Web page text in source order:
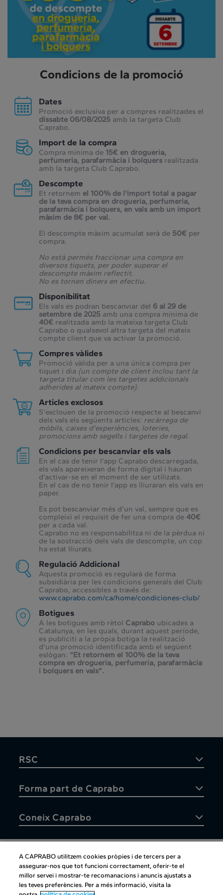
Condicions de la promoció
Dates
Promoció exclusiva per a compres realitzades el
dissabte 06/08/2025amb la targeta Club
Caprabo.
Import de la compra
Compra mínima de 15€ en drogueria,
perfumeria, parafarmàcia i bolquersrealitzada
amb la targeta Club Caprabo.
Descompte
Et retornem el 100% de l'import total a pagar
de la teva compra en drogueria, perfumeria,
parafarmàcia i bolquers, en vals amb un import
màxim de 8€ per val.
El descompte màxim acumulat serà de 50€ per
compra.
No està permès fraccionar una compra en
diversos tiquets, per poder superar el
descompte màxim reflectit.
No es tornen diners en efectiu.
Disponibilitat
Els vals es podran bescanviar del 6 al 29 de
setembre de 2025amb una compra mínima de
40€ realitzada amb la mateixa targeta Club
Caprabo o qualsevol altra targeta del mateix
compte client que va activar la promoció.
Compres vàlides
Promoció vàlida per a una única compra per
tiquet i dia (un compte de client inclou tant la
targeta titular com les targetes addicionals
adherides al mateix compte).
Articles exclosos
S'exclouen de la promoció respecte al bescanvi
dels vals els següents articles: recàrrega de
mòbils, caixes d'experiències, loteries,
promocions amb segells i targetes de regal.
Condicions per bescanviar els vals
En el cas de tenir l’app Caprabo descarregada,
els vals apareixeran de forma digital i hauran
d’activar-se en el moment de ser utilizats.
En el cas de no tenir l’app es lliuraran els vals en
paper.
Es pot bescanviar més d’un val, sempre que es
compleixi el requisit de fer una compra de 40€
per a cada val.
Caprabo no es responsabilitza ni de la pèrdua ni
de la sostracció dels vals de descompte, un cop
ha estat lliurats.
Regulació Addicional
Aquesta promoció es regularà de forma
subsidiària per les condicions generals del Club
Caprabo, accessibles a través de:
www.caprabo.com/ca/home/condiciones-club/
Botigues
A les botigues amb rètol Capraboubicades a
Catalunya, en les quals, durant aquest període,
es publiciti a la pròpia botiga la realització
d'una promoció identificada amb el següent
eslògan: “Et retornem el 100% de la teva
compra en drogueria, perfumeria, parafarmàcia
i bolquers en vals”.
RSC
Forma part de Caprabo
Coneix Caprabo
Atenció al client
A CAPRABO utilitzem cookies pròpies i de tercers per a
assegurar-nos que tot funcioni correctament, oferir-te el
millor servei i mostrar-te recomanacions i anuncis ajustats a
les teves preferències. Per a més informació, visita la